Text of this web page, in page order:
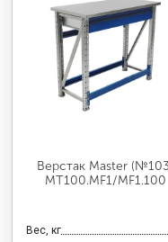
Верстак Master
MT100.MF1/MF1.100
Вес, кг